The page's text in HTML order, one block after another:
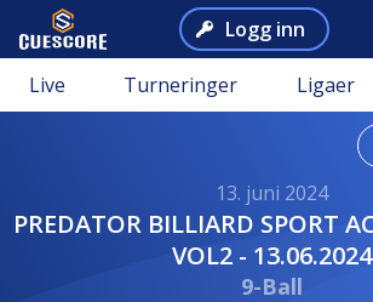
Logg inn
Live Turneringer Ligaer
13. juni 2024
PREDATOR BILLIARD SPORT ACADEMY HCP -
VOL2 - 13.06.2024
9-Ball